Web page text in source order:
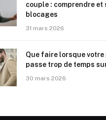
couple : comprendre et
blocages
31 mars 2026
Que faire lorsque
passe trop de temps
30 mars 2026